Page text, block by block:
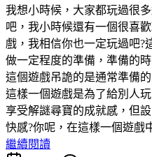
我想小時候，大家都玩過很
吧，我小時候還有一個很喜
戲，我相信你也一定玩過吧?
做一定程度的準備，準備的
這個遊戲吊詭的是通常準備
這樣一個遊戲是為了給別人
享受解謎尋寶的成就感，但
快感?你呢，在這樣一個遊戲
繼續閱讀